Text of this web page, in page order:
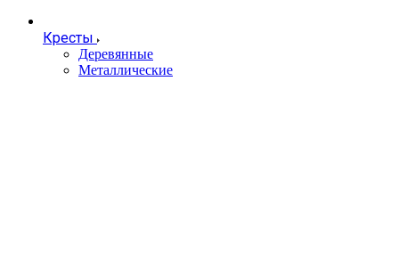
Кресты
Деревянные
Металлические